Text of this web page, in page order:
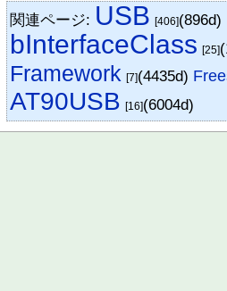
関連ページ: USB [406](896d)
bInterfaceClass [25]
Framework [7](4435d)
AT90USB [16](6004d)